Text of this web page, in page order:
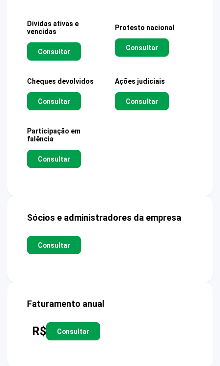
Dívidas ativas e
vencidas
Consultar
Protesto nacional
Consultar
Cheques devolvidos
Consultar
Ações judiciais
Consultar
Participação em
falência
Consultar
Sócios e administradores da empresa
Consultar
Faturamento anual
R$ Consultar